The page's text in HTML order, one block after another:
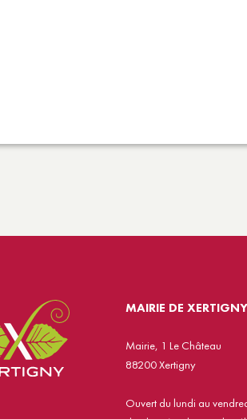
MAIRIE DE XERTIGNY
Mairie, 1 Le Château
88200 Xertigny
Ouvert du lundi au